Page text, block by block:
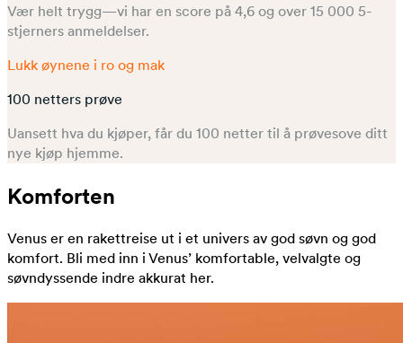
Vær helt trygg—vi har en score på 4,6 og over 15 000 5-
stjerners anmeldelser.
Lukk øynene i ro og mak
100 netters prøve
Uansett hva du kjøper, får du 100 netter til å prøvesove ditt
nye kjøp hjemme.
Komforten
Venus er en rakettreise ut i et univers av god søvn og god
komfort. Bli med inn i Venus’ komfortable, velvalgte og
søvndyssende indre akkurat her.